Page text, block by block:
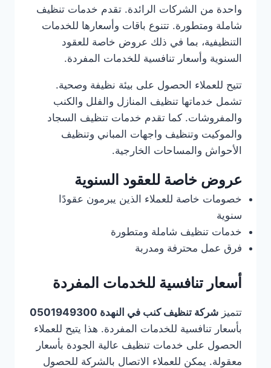
واحدة من الشركات الرائدة. تقدم خدمات تنظيف
شاملة ومتطورة. تتنوع باقات وأسعارها للخدمات
التنظيفية، بما في ذلك عروض خاصة للعقود
السنوية وأسعار تنافسية للخدمات المفردة.
تتيح للعملاء الحصول على بيئة نظيفة وصحية.
تشمل خدماتها تنظيف المنازل والفلل والكنب
والمفروشات. كما تقدم خدمات تنظيف السجاد
والموكيت وتنظيف واجهات المباني وتنظيف
الأحواش والمساحات الخارجية.
عروض خاصة للعقود السنوية
خصومات خاصة للعملاء الذين يبرمون عقودًا
سنوية
خدمات تنظيف شاملة ومتطورة
فرق عمل محترفة ومدربة
أسعار تنافسية للخدمات المفردة
تتميز شركة تنظيف كنب في النهدة 0501949300
بأسعار تنافسية للخدمات المفردة. هذا يتيح للعملاء
الحصول على خدمات تنظيف عالية الجودة بأسعار
معقولة. يمكن للعملاء الاتصال بالشركة للحصول